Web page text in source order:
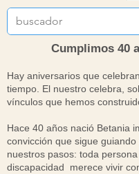
Cumplimos 40
Hay aniversarios que
tiempo. El nuestro celebra,
vínculos que hemos
Hace 40 años nació Betania
convicción que sigue guiando
nuestros pasos: toda
discapacidad merece vivir